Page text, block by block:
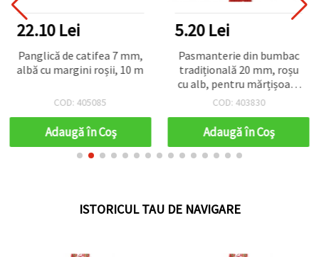
22.10 Lei
Panglică de catifea 7 mm,
albă cu margini roșii, 10 m
COD: 405085
Adaugă în Coş
5.20 Lei
Pasmanterie din bumbac
tradițională 20 mm, roșu
cu alb, pentru mărțișoare
DIY - 1 metru
COD: 403830
Adaugă în Coş
ISTORICUL TAU DE NAVIGARE